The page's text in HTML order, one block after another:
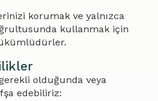
korumak ve yalnızca
kullanmak için
olduğunda veya
edebiliriz: